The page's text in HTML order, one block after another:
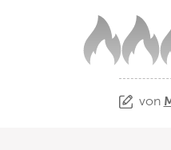
von